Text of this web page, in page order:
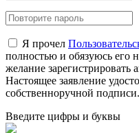
Я прочел
полностью и обязуюсь его
желание зарегистрировать
Настоящее заявление
собственноручной подписи.
Введите цифры и буквы